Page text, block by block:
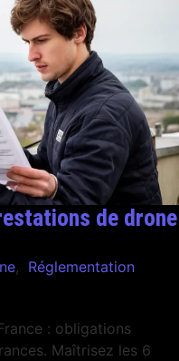
de drone
, Réglementation
: obligations
Maîtrisez les 6